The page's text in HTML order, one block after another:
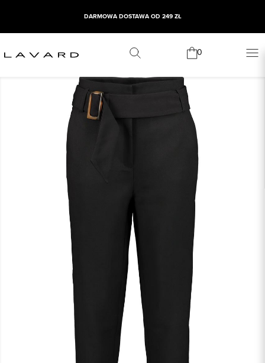
DARMOWA DOSTAWA OD 249 ZŁ
0